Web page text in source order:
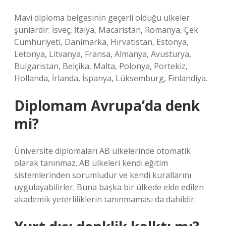
Mavi diploma belgesinin geçerli olduğu ülkeler
şunlardır: İsveç, İtalya, Macaristan, Romanya, Çek
Cumhuriyeti, Danimarka, Hırvatistan, Estonya,
Letonya, Litvanya, Fransa, Almanya, Avusturya,
Bulgaristan, Belçika, Malta, Polonya, Portekiz,
Hollanda, İrlanda, İspanya, Lüksemburg, Finlandiya.
Diplomam Avrupa’da denk
mi?
Üniversite diplomaları AB ülkelerinde otomatik
olarak tanınmaz. AB ülkeleri kendi eğitim
sistemlerinden sorumludur ve kendi kurallarını
uygulayabilirler. Buna başka bir ülkede elde edilen
akademik yeterliliklerin tanınmaması da dahildir.